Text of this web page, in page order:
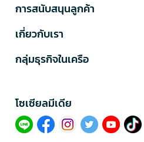
การสนับสนุนลูกค้า
เกี่ยวกับเรา
กลุ่มธุรกิจในเครือ
โซเซียลมีเดีย​